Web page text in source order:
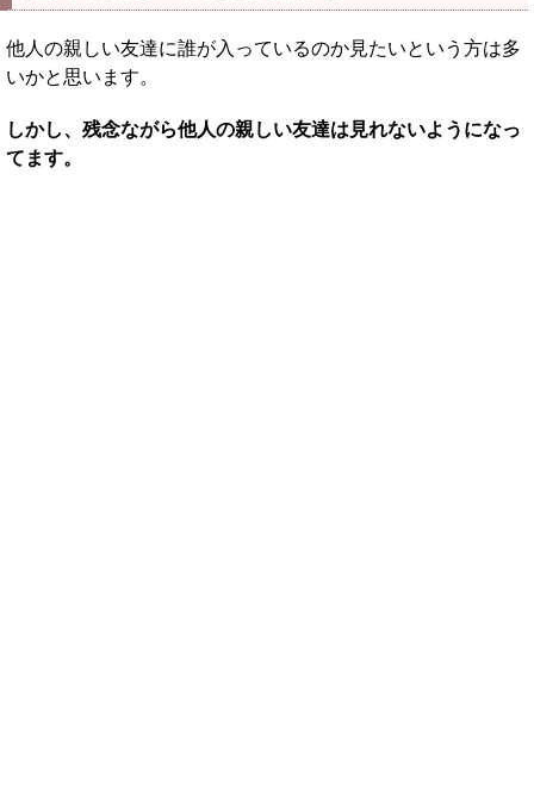
他人の親しい友達に誰が入っているのか見たいという方は多
いかと思います。
しかし、残念ながら他人の親しい友達は見れないようになっ
てます。